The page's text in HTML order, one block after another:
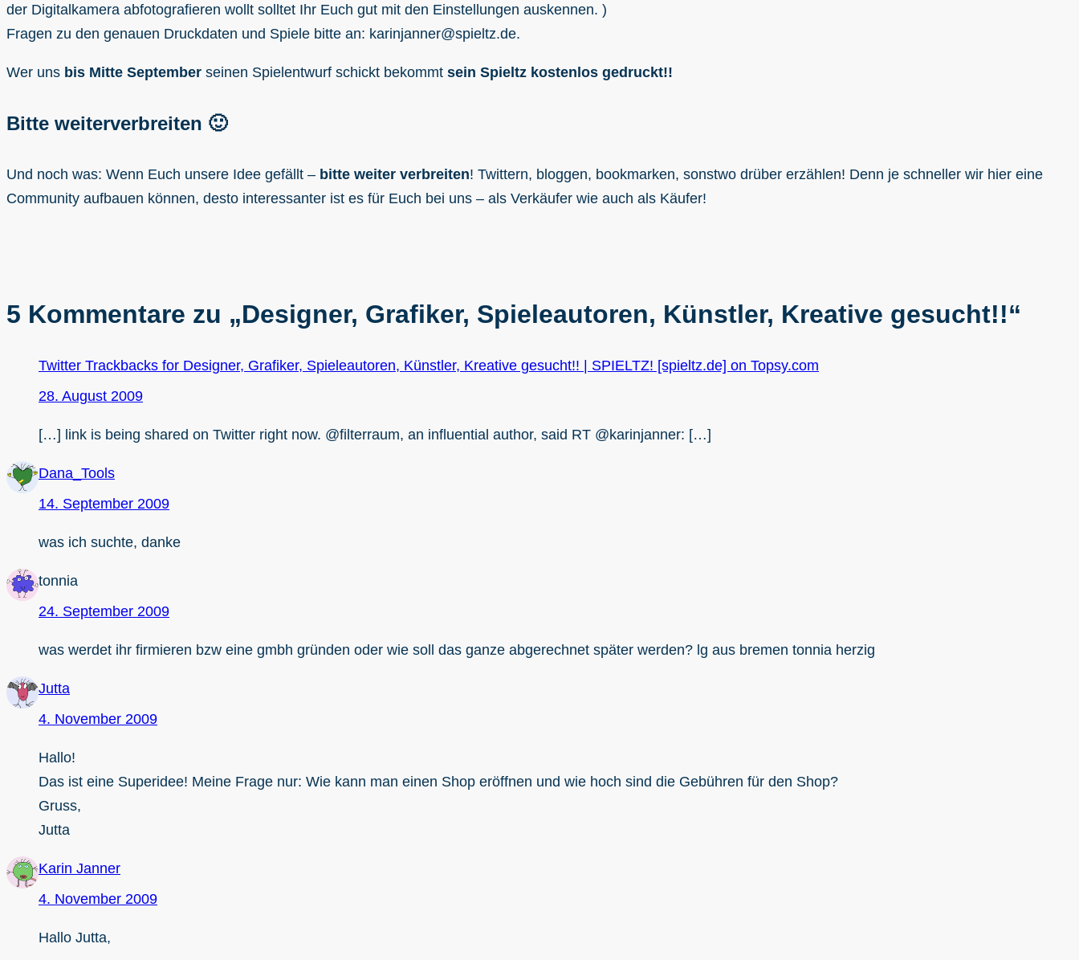
der Digitalkamera abfotografieren wollt solltet Ihr Euch gut mit den Einstellungen auskennen. )
Fragen zu den genauen Druckdaten und Spiele bitte an: karinjanner@spieltz.de.
Wer uns bis Mitte September seinen Spielentwurf schickt bekommt sein Spieltz kostenlos gedruckt!!
Bitte weiterverbreiten 🙂
Und noch was: Wenn Euch unsere Idee gefällt – bitte weiter verbreiten! Twittern, bloggen, bookmarken, sonstwo drüber erzählen! Denn je schneller wir hier eine
Community aufbauen können, desto interessanter ist es für Euch bei uns – als Verkäufer wie auch als Käufer!
5 Kommentare zu „Designer, Grafiker, Spieleautoren, Künstler, Kreative gesucht!!“
Twitter Trackbacks for Designer, Grafiker, Spieleautoren, Künstler, Kreative gesucht!! | SPIELTZ! [spieltz.de] on Topsy.com
28. August 2009
[…] link is being shared on Twitter right now. @filterraum, an influential author, said RT @karinjanner: […]
Dana_Tools
14. September 2009
was ich suchte, danke
tonnia
24. September 2009
was werdet ihr firmieren bzw eine gmbh gründen oder wie soll das ganze abgerechnet später werden? lg aus bremen tonnia herzig
Jutta
4. November 2009
Hallo!
Das ist eine Superidee! Meine Frage nur: Wie kann man einen Shop eröffnen und wie hoch sind die Gebühren für den Shop?
Gruss,
Jutta
Karin Janner
4. November 2009
Hallo Jutta,